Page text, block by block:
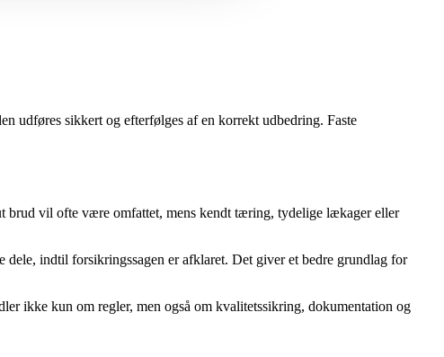
udføres sikkert og efterfølges af en korrekt udbedring. Faste
brud vil ofte være omfattet, mens kendt tæring, tydelige lækager eller
dele, indtil forsikringssagen er afklaret. Det giver et bedre grundlag for
ikke kun om regler, men også om kvalitetssikring, dokumentation og